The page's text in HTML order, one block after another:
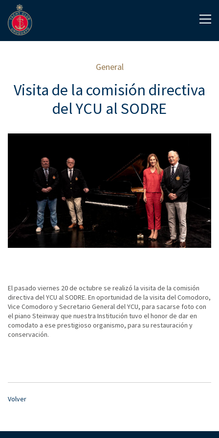
General
Visita de la comisión directiva
del YCU al SODRE
El pasado viernes 20 de octubre se realizó la visita de la comisión
directiva del YCU al SODRE. En oportunidad de la visita del Comodoro,
Vice Comodoro y Secretario General del YCU, para sacarse foto con
el piano Steinway que nuestra Institución tuvo el honor de dar en
comodato a ese prestigioso organismo, para su restauración y
conservación.
Volver